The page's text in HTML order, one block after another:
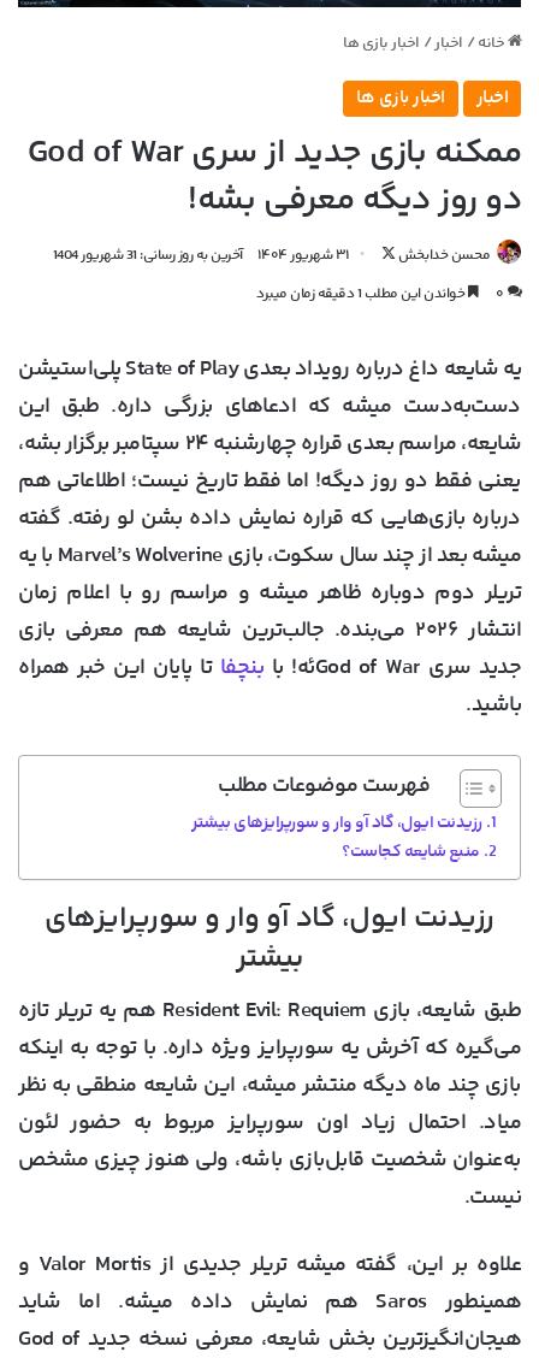
خانه / اخبار / اخبار بازی ها
اخبار اخبار بازی ها
ممکنه بازی جدید از سری God of War
دو روز دیگه معرفی بشه!
محسن خدابخش
دنبال
کردن
۳۱ شهریور ۱۴۰۴
آخرین به روز رسانی: 31 شهریور 1404
۰
خواندن این مطلب 1 دقیقه زمان میبرد
یه شایعه داغ درباره رویداد بعدیState of Play پلی‌استیشن
دست‌به‌دست میشه که ادعاهای بزرگی داره. طبق این
شایعه، مراسم بعدی قرارهچهارشنبه ۲۴ سپتامبر
برگزار بشه،
یعنی فقط دو روز دیگه! اما فقط تاریخ نیست؛ اطلاعاتی هم
درباره بازی‌هایی که قراره نمایش داده بشن لو رفته. گفته
میشه بعد از چند سال سکوت، بازیMarvel’s Wolverine با یه
تریلر دوم دوباره ظاهر میشه و مراسم رو با اعلام زمان
انتشار ۲۰۲۶ می‌بنده. جالب‌ترین شایعه هم معرفی بازی
جدید سری God of Warئه! با
بنچفا تا پایان این خبر همراه
باشید.
فهرست موضوعات مطلب
رزیدنت ایول، گاد آو وار و سورپرایزهای بیشتر
منبع شایعه کجاست؟
رزیدنت ایول، گاد آو وار و سورپرایزهای
بیشتر
طبق شایعه، بازی Resident Evil: Requiem هم یه تریلر تازه
می‌گیره که آخرش یه سورپرایز ویژه داره. با توجه به اینکه
بازی چند ماه دیگه منتشر میشه، این شایعه منطقی به نظر
میاد. احتمال زیاد اون سورپرایز مربوط به حضور لئون
به‌عنوان شخصیت قابل‌بازی باشه، ولی هنوز چیزی مشخص
نیست.
علاوه بر این، گفته میشه تریلر جدیدی ازValor Mortis و
همینطورSaros هم نمایش داده میشه. اما شاید
هیجان‌انگیزترین بخش شایعه، معرفی نسخه جدید God of